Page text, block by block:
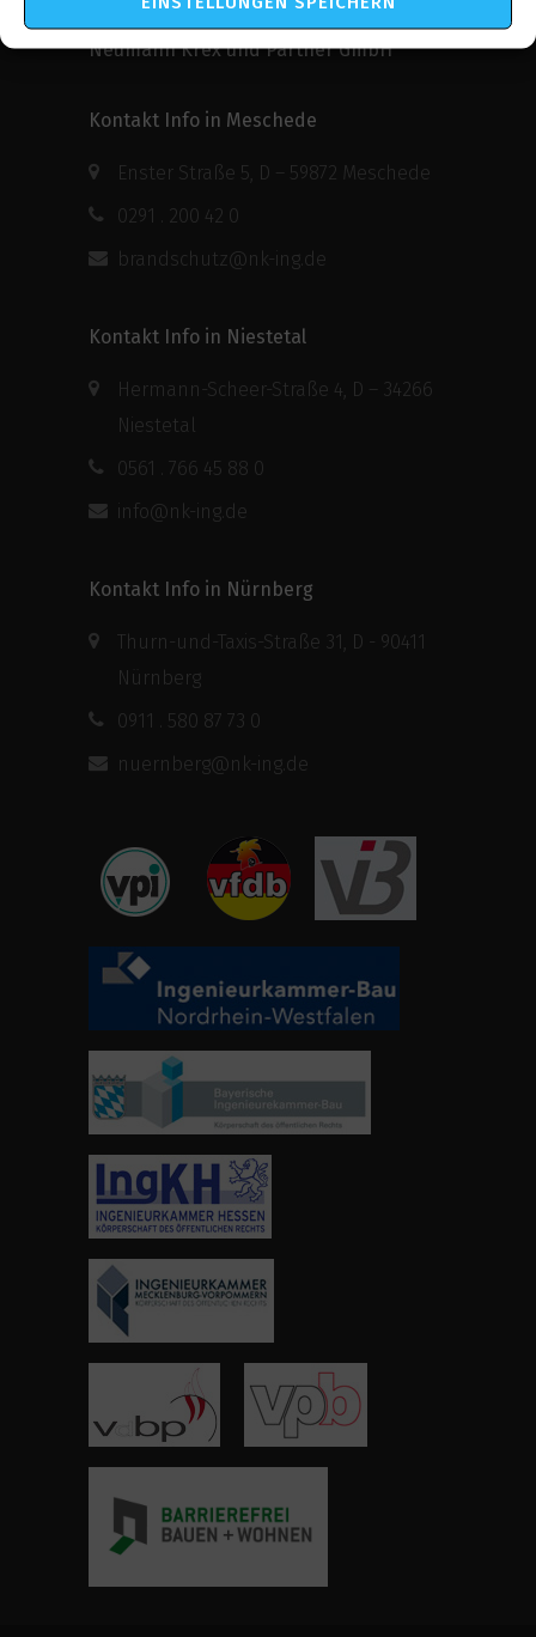
Neumann Krex und Partner GmbH
Kontakt Info in Meschede
Enster Straße 5, D – 59872 Meschede
0291 . 200 42 0
brandschutz@nk-ing.de
Kontakt Info in Niestetal
Hermann-Scheer-Straße 4, D – 34266
Niestetal
0561 . 766 45 88 0
info@nk-ing.de
Kontakt Info in Nürnberg
Thurn-und-Taxis-Straße 31, D - 90411
Nürnberg
0911 . 580 87 73 0
nuernberg@nk-ing.de